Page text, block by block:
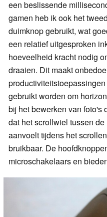
een beslissende
gamen heb ik ook het
duimknop gebruikt, wat
een relatief uitgesproken
hoeveelheid kracht nodig
draaien. Dit maakt
gebruikt worden om
bij het bewerken van foto's
dat het scrollwiel tussen
aanvoelt tijdens het
bruikbaar. De
microschakelaars en